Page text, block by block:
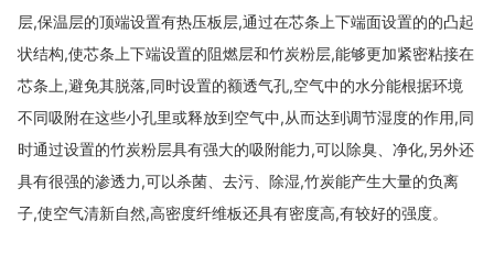
层,保温层的顶端设置有热压板层,通过在芯条上下端面设置的的凸起
状结构,使芯条上下端设置的阻燃层和竹炭粉层,能够更加紧密粘接在
芯条上,避免其脱落,同时设置的额透气孔,空气中的水分能根据环境
不同吸附在这些小孔里或释放到空气中,从而达到调节湿度的作用,同
时通过设置的竹炭粉层具有强大的吸附能力,可以除臭、净化,另外还
具有很强的渗透力,可以杀菌、去污、除湿,竹炭能产生大量的负离
子,使空气清新自然,高密度纤维板还具有密度高,有较好的强度。